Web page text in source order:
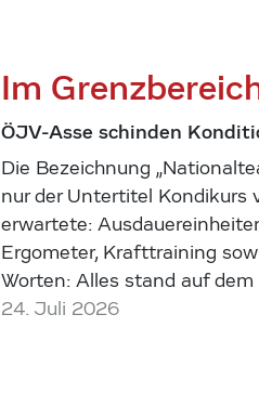
Im
ÖJV-Asse schinden
Die Bezeichnung
nur der Untertitel Kondikurs
erwartete:
Ergometer, Krafttraining
Worten: Alles stand auf
24. Juli 2026